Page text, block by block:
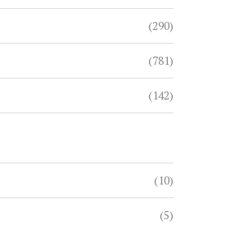
(290)
(781)
(142)
(10)
(5)